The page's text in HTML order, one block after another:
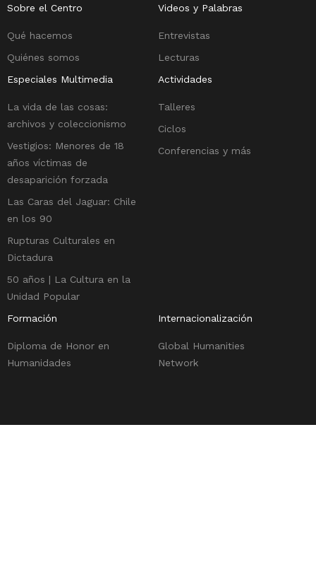
Sobre el Centro
Qué hacemos
Quiénes somos
Videos y Palabras
Entrevistas
Lecturas
Especiales Multimedia
La vida de las cosas:
archivos y coleccionismo
Vestigios: Menores de 18
años víctimas de
desaparición forzada
Las Caras del Jaguar: Chile
en los 90
Rupturas Culturales en
Dictadura
50 años | La Cultura en la
Unidad Popular
Actividades
Talleres
Ciclos
Conferencias y más
Formación
Diploma de Honor en
Humanidades
Internacionalización
Global Humanities
Network